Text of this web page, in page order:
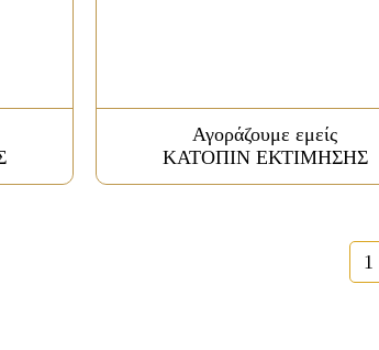
Αγοράζουμε εμείς
ΚΑΤΟΠΙΝ ΕΚΤΙΜΗΣΗΣ
1